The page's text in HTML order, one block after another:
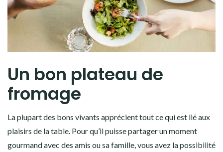
Un bon plateau de
fromage
La plupart des bons vivants apprécient tout ce qui est lié aux
plaisirs de la table. Pour qu’il puisse partager un moment
gourmand avec des amis ou sa famille, vous avez la possibilité